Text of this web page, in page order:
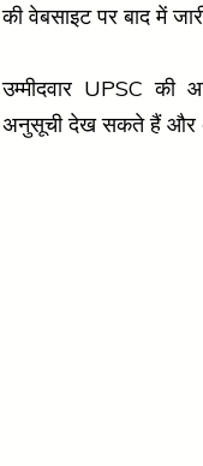
की वेबसाइट पर बाद में
उम्मीदवार UPSC की
अनुसूची देख सकते हैं और